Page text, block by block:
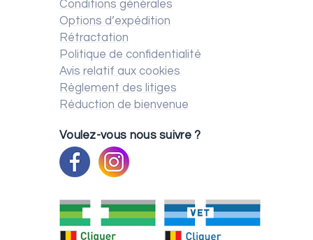
Conditions générales
Options d’expédition
Rétractation
Politique de confidentialité
Avis relatif aux cookies
Règlement des litiges
Réduction de bienvenue
Voulez-vous nous suivre ?